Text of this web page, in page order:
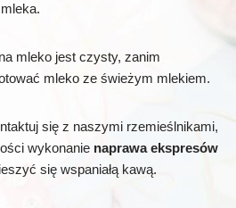
mleko jest czysty, zanim
mleko ze świeżym mlekiem.
się z naszymi rzemieślnikami,
wykonanie naprawa ekspresów
się wspaniałą kawą.